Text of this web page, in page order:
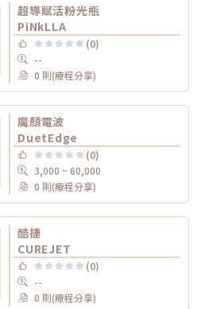
超導賦活粉光瓶
PiNkLLA
(0)
--
0 則(療程分享)
魔顏電波
DuetEdge
(0)
3,000 ~ 60,000
0 則(療程分享)
酷捷
CUREJET
(0)
--
0 則(療程分享)